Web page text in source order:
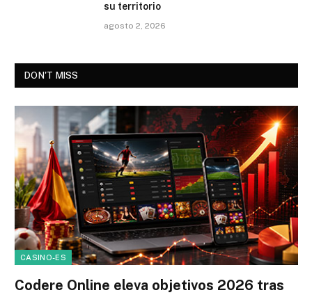
su territorio
agosto 2, 2026
DON'T MISS
CASINO-ES
Codere Online eleva objetivos 2026 tras